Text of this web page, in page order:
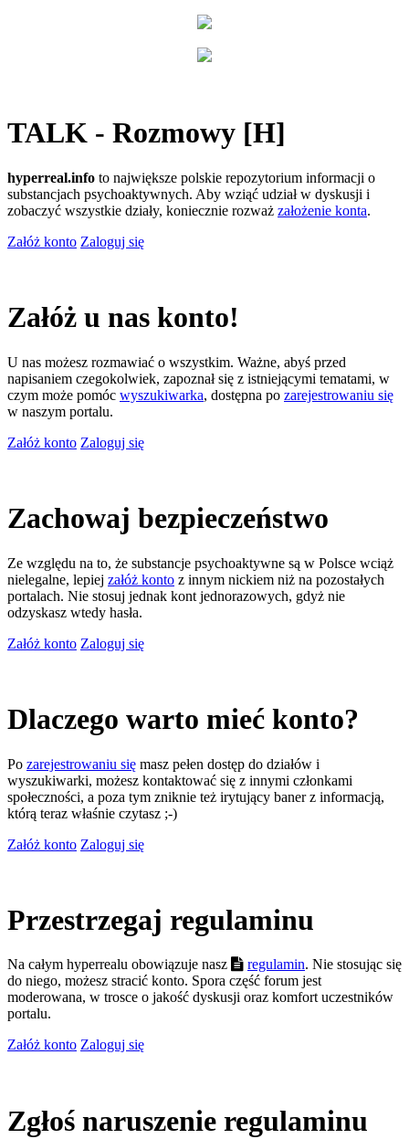
TALK - Rozmowy [H]
hyperreal.info to największe polskie repozytorium informacji o
substancjach psychoaktywnych. Aby wziąć udział w dyskusji i
zobaczyć wszystkie działy, koniecznie rozważ założenie konta.
Załóż konto Zaloguj się
Załóż u nas konto!
U nas możesz rozmawiać o wszystkim. Ważne, abyś przed
napisaniem czegokolwiek, zapoznał się z istniejącymi tematami, w
czym może pomóc wyszukiwarka, dostępna po zarejestrowaniu się
w naszym portalu.
Załóż konto Zaloguj się
Zachowaj bezpieczeństwo
Ze względu na to, że substancje psychoaktywne są w Polsce wciąż
nielegalne, lepiej załóż konto z innym nickiem niż na pozostałych
portalach. Nie stosuj jednak kont jednorazowych, gdyż nie
odzyskasz wtedy hasła.
Załóż konto Zaloguj się
Dlaczego warto mieć konto?
Po zarejestrowaniu się masz pełen dostęp do działów i
wyszukiwarki, możesz kontaktować się z innymi członkami
społeczności, a poza tym zniknie też irytujący baner z informacją,
którą teraz właśnie czytasz ;-)
Załóż konto Zaloguj się
Przestrzegaj regulaminu
Na całym hyperrealu obowiązuje nasz regulamin. Nie stosując się
do niego, możesz stracić konto. Spora część forum jest
moderowana, w trosce o jakość dyskusji oraz komfort uczestników
portalu.
Załóż konto Zaloguj się
Zgłoś naruszenie regulaminu